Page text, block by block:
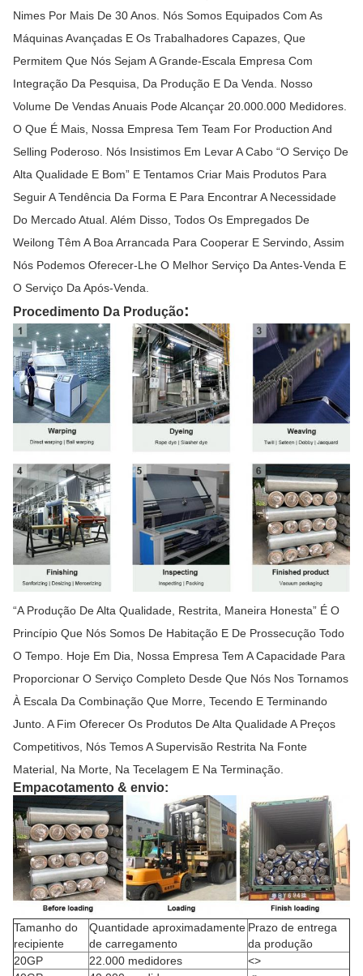
Nimes Por Mais De 30 Anos. Nós Somos Equipados Com As
Máquinas Avançadas E Os Trabalhadores Capazes, Que
Permitem Que Nós Sejam A Grande-Escala Empresa Com
Integração Da Pesquisa, Da Produção E Da Venda. Nosso
Volume De Vendas Anuais Pode Alcançar 20.000.000 Medidores.
O Que É Mais, Nossa Empresa Tem Team For Production And
Selling Poderoso. Nós Insistimos Em Levar A Cabo “o Serviço De
Alta Qualidade E Bom” E Tentamos Criar Mais Produtos Para
Seguir A Tendência Da Forma E Para Encontrar A Necessidade
Do Mercado Atual. Além Disso, Todos Os Empregados De
Weilong Têm A Boa Arrancada Para Cooperar E Servindo, Assim
Nós Podemos Oferecer-Lhe O Melhor Serviço Da Antes-Venda E
O Serviço Da Após-Venda.
Procedimento Da Produção:
“A Produção De Alta Qualidade, Restrita, Maneira Honesta” É O
Princípio Que Nós Somos De Habitação E De Prossecução Todo
O Tempo. Hoje Em Dia, Nossa Empresa Tem A Capacidade Para
Proporcionar O Serviço Completo Desde Que Nós Nos Tornamos
À Escala Da Combinação Que Morre, Tecendo E Terminando
Junto. A Fim Oferecer Os Produtos De Alta Qualidade A Preços
Competitivos, Nós Temos A Supervisão Restrita Na Fonte
Material, Na Morte, Na Tecelagem E Na Terminação.
Empacotamento & envio:
Tamanho do
recipiente
Quantidade aproximadamente
de carregamento
Prazo de entrega
da produção
20GP
22.000 medidores
<>